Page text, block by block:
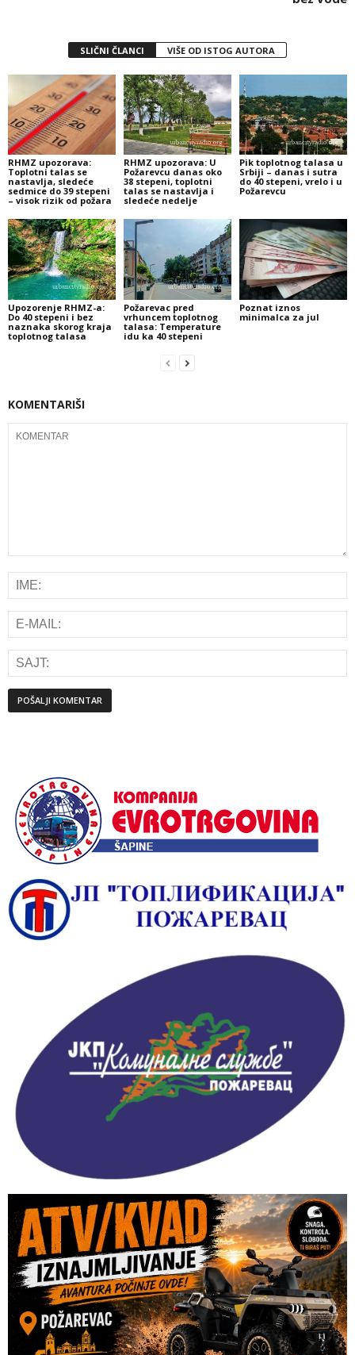
SLIČNI ČLANCI VIŠE OD ISTOG AUTORA
RHMZ upozorava:
Toplotni talas se
nastavlja, sledeće
sedmice do 39 stepeni
– visok rizik od požara
RHMZ upozorava: U
Požarevcu danas oko
38 stepeni, toplotni
talas se nastavlja i
sledeće nedelje
Pik toplotnog talasa u
Srbiji – danas i sutra
do 40 stepeni, vrelo i u
Požarevcu
Upozorenje RHMZ-a:
Do 40 stepeni i bez
naznaka skorog kraja
toplotnog talasa
Požarevac pred
vrhuncem toplotnog
talasa: Temperature
idu ka 40 stepeni
Poznat iznos
minimalca za jul
KOMENTARIŠI